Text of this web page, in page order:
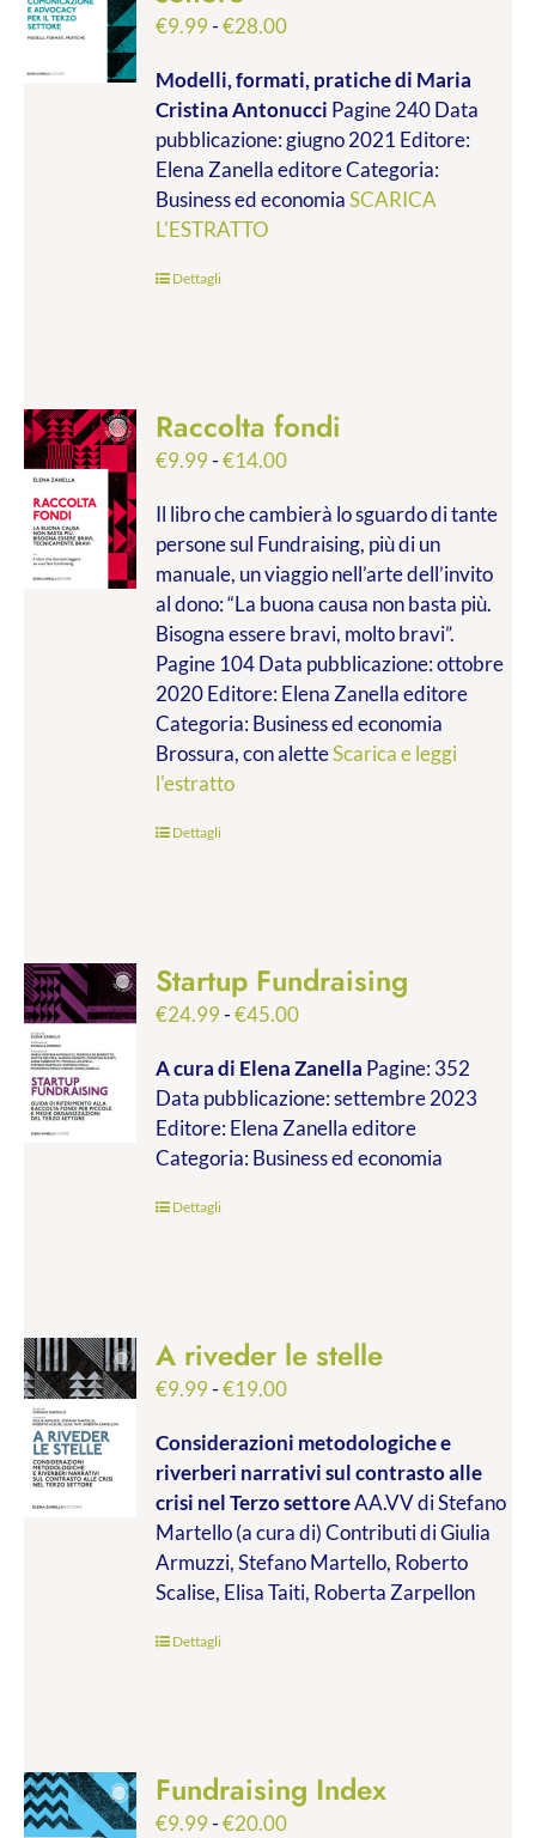
€9.99-€28.00Fascia
prezzo:
da
€9.99
a
€28.00
Modelli, formati, pratichedi Maria
Cristina Antonucci Pagine 240 Data
pubblicazione: giugno 2021 Editore:
Elena Zanella editore Categoria:
Business ed economiaSCARICA
L'ESTRATTO
Dettagli
Raccolta fondi
€9.99-€14.00Fascia
prezzo:
da
€9.99
a
€14.00
Il libro che cambierà lo sguardo di tante
persone sul Fundraising, più di un
manuale, un viaggio nell’arte dell’invito
al dono: “La buona causa non basta più.
Bisogna essere bravi, molto bravi”.
Pagine 104 Data pubblicazione: ottobre
2020 Editore: Elena Zanella editore
Categoria: Business ed economia
Brossura, con aletteScarica e leggi
l'estratto
Dettagli
Startup Fundraising
€24.99-€45.00Fascia
prezzo:
da
€24.99
a
A cura di Elena Zanella Pagine: 352
Data pubblicazione: settembre 2023
Editore: Elena Zanella editore
Categoria: Business ed economia
Dettagli
A riveder le stelle
€9.99-€19.00Fascia
prezzo:
da
€9.99
a
€19.00
Considerazioni metodologiche e
riverberi narrativi sul contrasto alle
crisi nel Terzo settoreAA.VV di Stefano
Martello (a cura di) Contributi di Giulia
Armuzzi, Stefano Martello, Roberto
Scalise, Elisa Taiti, Roberta Zarpellon
Dettagli
Fundraising Index
€9.99-€20.00Fascia